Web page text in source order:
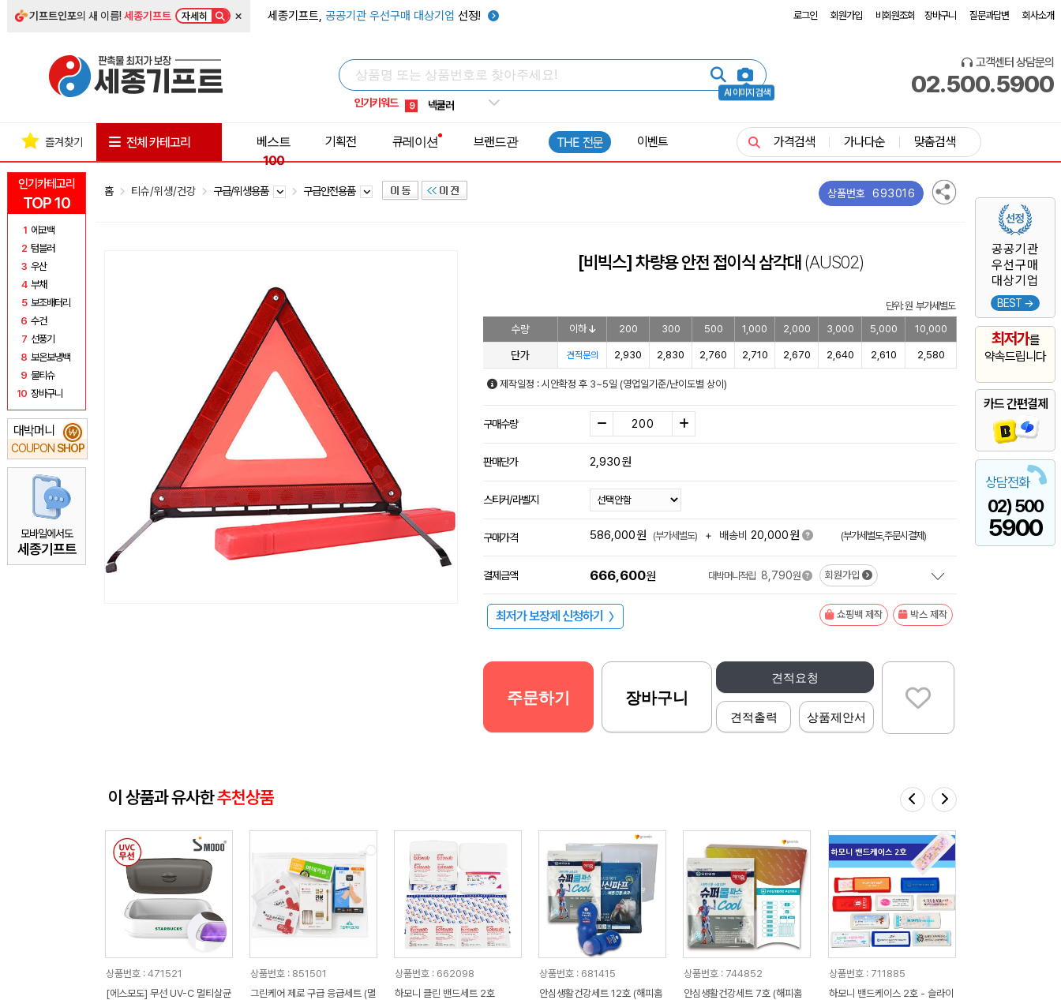
기프트인포의 새 이름!세종기프트 자세히 × 세종기프트, 공공기관 우선구매 대상기업 선정! 로그인 회원가입 비회원조회 장바구니 질문과답변 회사소개
AI 이미지 검색
인기키워드
5 키캡
8 쿨토시
9 넥쿨러
1 선풍기
고객센터 상담문의
02.500.5900
인기카테고리
TOP 10
1 에코백
2 텀블러
3 우산
4 부채
5 보조배터리
6 수건
7 선풍기
8 보온보냉백
9 물티슈
10 장바구니
대박머니
COUPON SHOP
₩
모바일에서도
세종기프트
공공기관
우선구매
대상기업
BEST →
최저가를
약속드립니다
카드 간편결제
상담전화
02) 500
5900
즐겨찾기 전체 카테고리
베스트
100
기획전 큐레이션 브랜드관 THE 전문 이벤트 가격검색 가나다순 맞춤검색
홈 티슈/위생/건강 구급/위생용품 구급안전용품 상품번호 693016
[비빅스] 차량용 안전 접이식 삼각대(AUS02)
단위: 원 부가세별도
수량 이하 200 300 500 1,000 2,000 3,000 5,000 10,000
단가 견적문의 2,930 2,830 2,760 2,710 2,670 2,640 2,610 2,580
제작일정 : 시안확정 후 3~5일 (영업일기준/난이도별 상이)
구매수량
판매단가 2,930원
스티커/라벨지
구매가격 586,000원 (부가세별도) + 배송비 20,000원 (부가세별도,주문시결제)
결제금액 666,600원 대박머니적립 8,790원 회원가입
최저가 보장제 신청하기 〉 쇼핑백 제작 박스 제작
견적요청
견적출력 상품제안서
주문하기 장바구니
이 상품과 유사한추천상품
상품번호 : 471521
[에스모도] 무선 UV-C 멀티살균
상품번호 : 851501
그린케어 제로 구급 응급세트 (멸
상품번호 : 662098
하모니 클린 밴드세트 2호
상품번호 : 681415
안심생활건강세트 12호 (해피홈
상품번호 : 744852
안심생활건강세트 7호 (해피홈
상품번호 : 711885
하모니 밴드케이스 2호 - 슬라이